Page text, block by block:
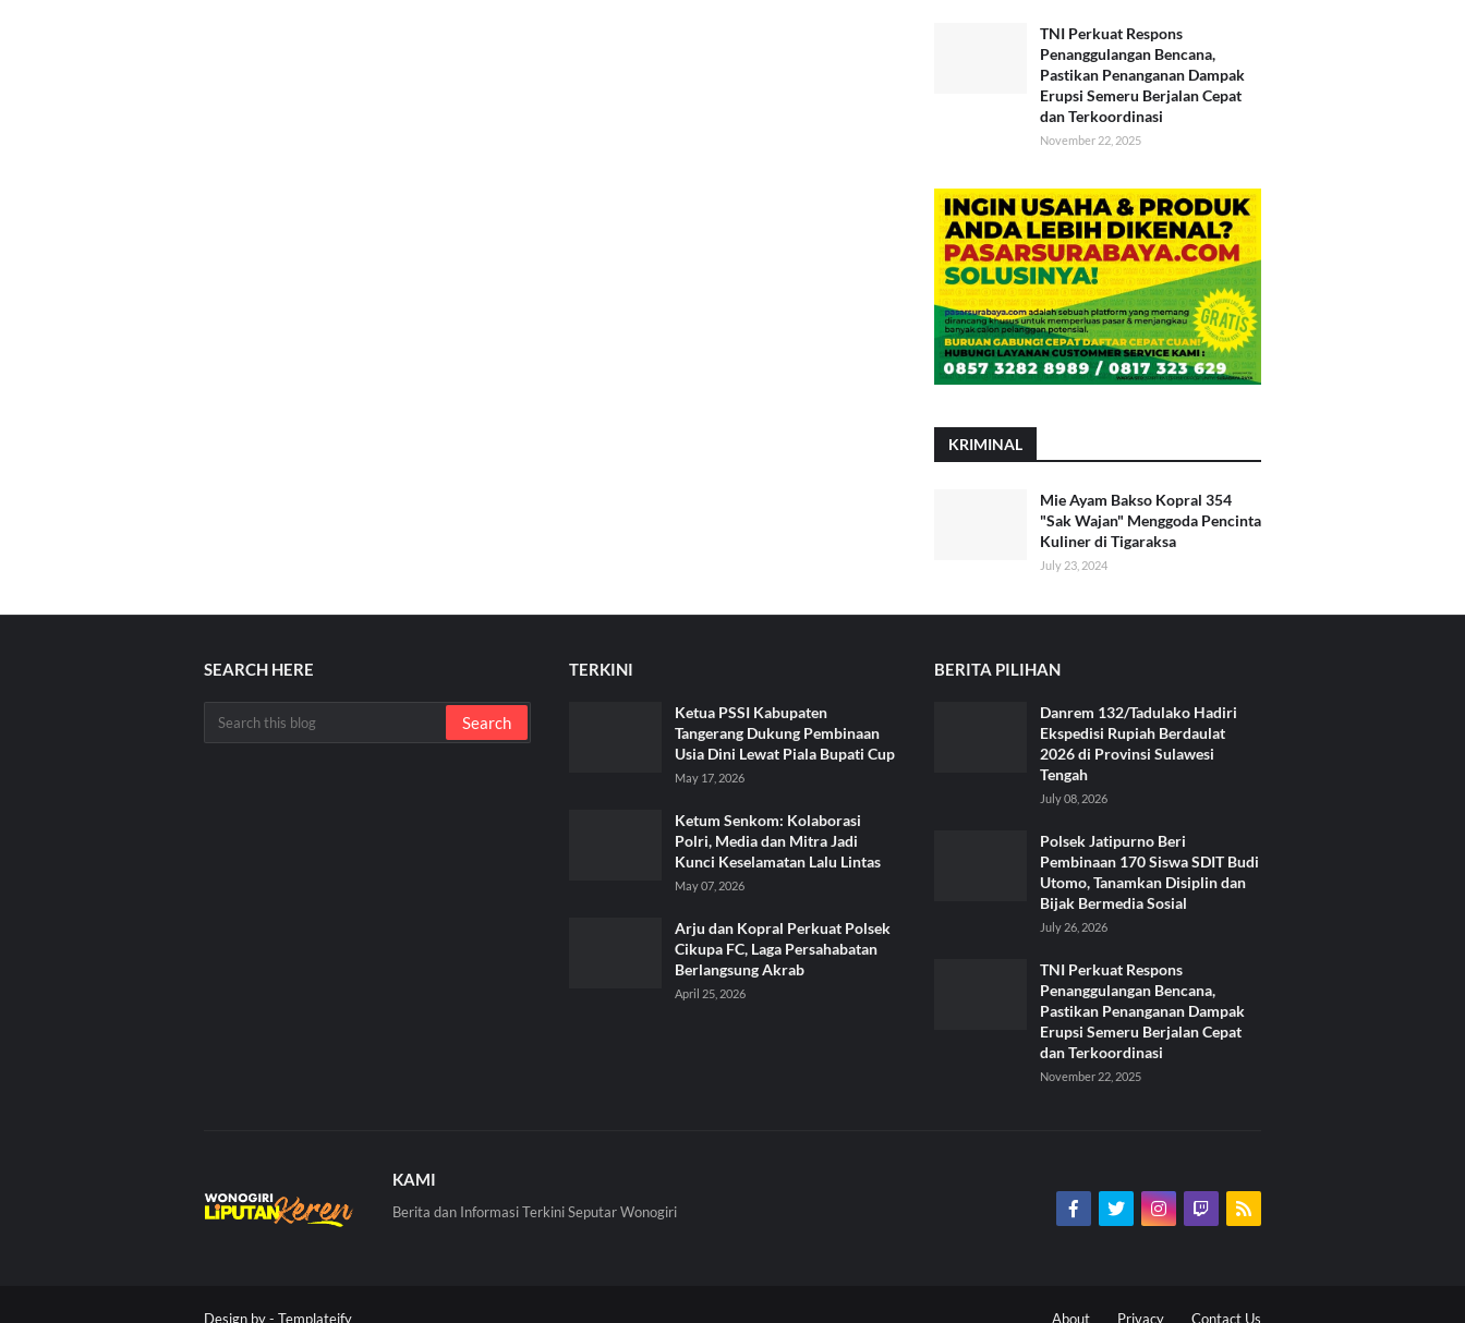
TNI Perkuat Respons
Penanggulangan Bencana,
Pastikan Penanganan Dampak
Erupsi Semeru Berjalan Cepat
dan Terkoordinasi
November 22, 2025
KRIMINAL
Mie Ayam Bakso Kopral 354
"Sak Wajan" Menggoda Pencinta
Kuliner di Tigaraksa
July 23, 2024
SEARCH HERE TERKINI
Ketua PSSI Kabupaten
Tangerang Dukung Pembinaan
Usia Dini Lewat Piala Bupati Cup
May 17, 2026
Ketum Senkom: Kolaborasi
Polri, Media dan Mitra Jadi
Kunci Keselamatan Lalu Lintas
May 07, 2026
Arju dan Kopral Perkuat Polsek
Cikupa FC, Laga Persahabatan
Berlangsung Akrab
April 25, 2026
BERITA PILIHAN
Danrem 132/Tadulako Hadiri
Ekspedisi Rupiah Berdaulat
2026 di Provinsi Sulawesi
Tengah
July 08, 2026
Polsek Jatipurno Beri
Pembinaan 170 Siswa SDIT Budi
Utomo, Tanamkan Disiplin dan
Bijak Bermedia Sosial
July 26, 2026
TNI Perkuat Respons
Penanggulangan Bencana,
Pastikan Penanganan Dampak
Erupsi Semeru Berjalan Cepat
dan Terkoordinasi
November 22, 2025
KAMI
Berita dan Informasi Terkini Seputar Wonogiri
Design by - Templateify About Privacy Contact Us